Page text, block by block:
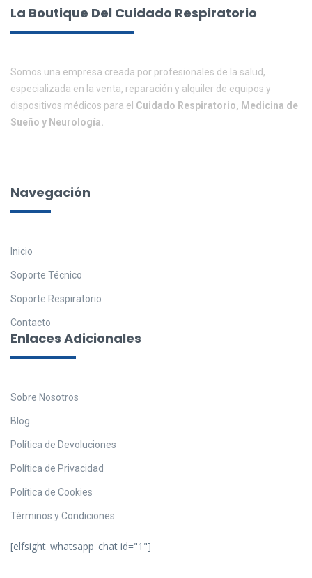
La Boutique Del Cuidado Respiratorio
Somos una empresa creada por profesionales de la salud,
especializada en la venta, reparación y alquiler de equipos y
dispositivos médicos para el Cuidado Respiratorio, Medicina de
Sueño y Neurología.
Navegación
Inicio
Soporte Técnico
Soporte Respiratorio
Contacto
Enlaces Adicionales
Sobre Nosotros
Blog
Política de Devoluciones
Política de Privacidad
Política de Cookies
Términos y Condiciones
[elfsight_whatsapp_chat id="1"]